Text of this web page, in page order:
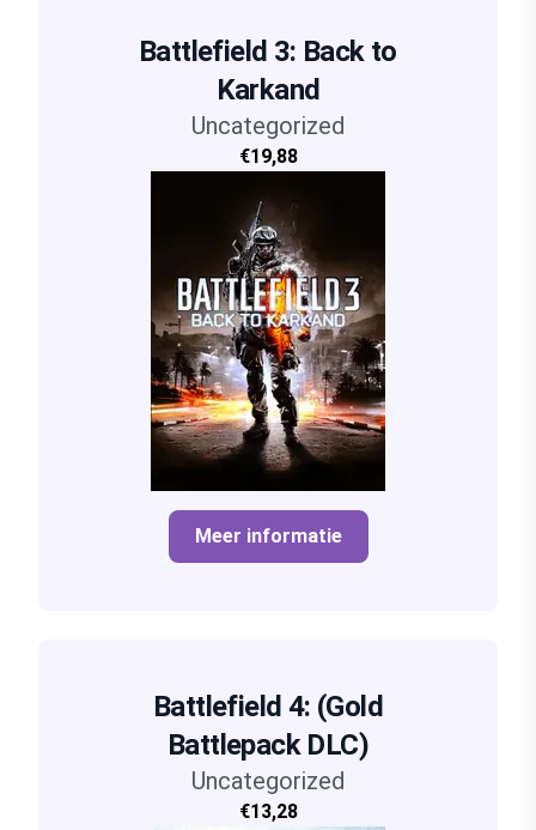
Battlefield 3: Back to
Karkand
Uncategorized
€19,88
Meer informatie
Battlefield 4: (Gold
Battlepack DLC)
Uncategorized
€13,28